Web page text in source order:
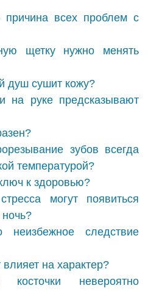
всех проблем с
щетку нужно менять
душ сушит кожу?
на руке предсказывают
зубов всегда
температурой?
к здоровью?
могут появиться
следствие
на характер?
невероятно